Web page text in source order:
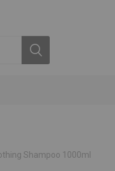
Shampoo 1000ml